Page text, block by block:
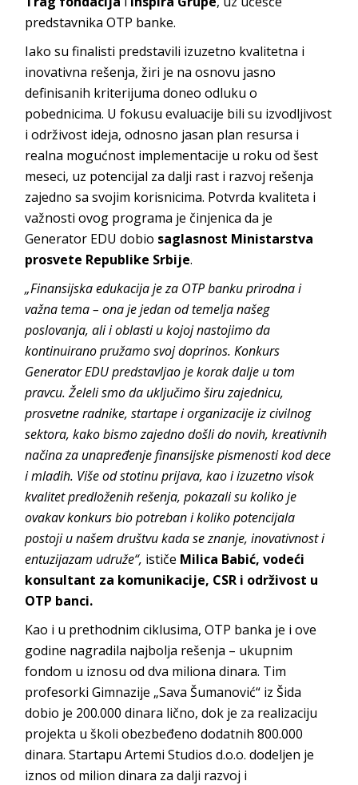
predstavnika OTP banke.
Iako su finalisti predstavili izuzetno kvalitetna i
inovativna rešenja, žiri je na osnovu jasno
definisanih kriterijuma doneo odluku o
pobednicima. U fokusu evaluacije bili su izvodljivost
i održivost ideja, odnosno jasan plan resursa i
realna mogućnost implementacije u roku od šest
meseci, uz potencijal za dalji rast i razvoj rešenja
zajedno sa svojim korisnicima. Potvrda kvaliteta i
važnosti ovog programa je činjenica da je
Generator EDU dobio saglasnost Ministarstva
prosvete Republike Srbije.
„Finansijska edukacija je za OTP banku prirodna i
važna tema – ona je jedan od temelja našeg
poslovanja, ali i oblasti u kojoj nastojimo da
kontinuirano pružamo svoj doprinos. Konkurs
Generator EDU predstavljao je korak dalje u tom
pravcu. Želeli smo da uključimo širu zajednicu,
prosvetne radnike, startape i organizacije iz civilnog
sektora, kako bismo zajedno došli do novih, kreativnih
načina za unapređenje finansijske pismenosti kod dece
i mladih. Više od stotinu prijava, kao i izuzetno visok
kvalitet predloženih rešenja, pokazali su koliko je
ovakav konkurs bio potreban i koliko potencijala
postoji u našem društvu kada se znanje, inovativnost i
entuzijazam udruže“, ističe Milica Babić, vodeći
konsultant za komunikacije, CSR i održivost u
OTP banci.
Kao i u prethodnim ciklusima, OTP banka je i ove
godine nagradila najbolja rešenja – ukupnim
fondom u iznosu od dva miliona dinara. Tim
profesorki Gimnazije „Sava Šumanović“ iz Šida
dobio je 200.000 dinara lično, dok je za realizaciju
projekta u školi obezbeđeno dodatnih 800.000
dinara. Startapu Artemi Studios d.o.o. dodeljen je
iznos od milion dinara za dalji razvoj i